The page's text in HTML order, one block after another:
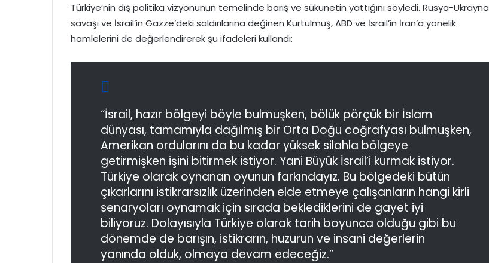
Türkiye’nin dış politika vizyonunun temelinde barış ve sükunetin yattığını söyledi. Rusya-Ukrayna
savaşı ve İsrail’in Gazze’deki saldırılarına değinen Kurtulmuş, ABD ve İsrail’in İran’a yönelik
hamlelerini de değerlendirerek şu ifadeleri kullandı:
“İsrail, hazır bölgeyi böyle bulmuşken, bölük pörçük bir İslam
dünyası, tamamıyla dağılmış bir Orta Doğu coğrafyası bulmuşken,
Amerikan ordularını da bu kadar yüksek silahla bölgeye
getirmişken işini bitirmek istiyor. Yani Büyük İsrail’i kurmak istiyor.
Türkiye olarak oynanan oyunun farkındayız. Bu bölgedeki bütün
çıkarlarını istikrarsızlık üzerinden elde etmeye çalışanların hangi kirli
senaryoları oynamak için sırada beklediklerini de gayet iyi
biliyoruz. Dolayısıyla Türkiye olarak tarih boyunca olduğu gibi bu
dönemde de barışın, istikrarın, huzurun ve insani değerlerin
yanında olduk, olmaya devam edeceğiz.”